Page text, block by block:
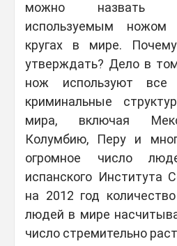
можно назвать
используемым ножом
кругах в мире.
утверждать? Дело в
нож используют все
криминальные
мира, включая
Колумбию, Перу и
огромное число
испанского Института
на 2012 год
людей в мире
число стремительно